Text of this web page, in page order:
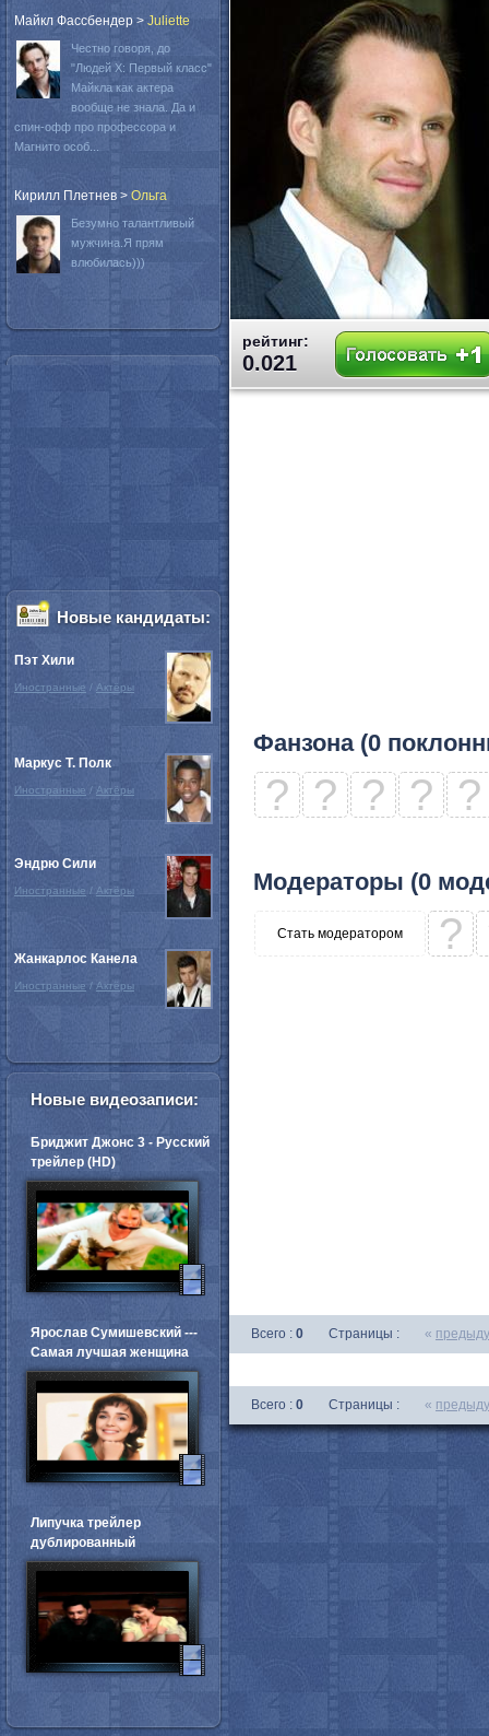
рейтинг:
0.021
Фанзона (0
? ? ? ? ?
Модераторы (0
Стать модератором ?
Всего : 0 Страницы : «
Всего : 0 Страницы : «
Майкл Фассбендер > Juliette
Честно говоря, до
"Людей Х: Первый класс"
Майкла как актера
вообще не знала. Да и
спин-офф про профессора и
Магнито особ...
Кирилл Плетнев > Oльга
Безумно талантливый
мужчина.Я прям
влюбилась)))
Новые кандидаты:
Пэт Хили
Иностранные / Актёры
Маркус Т. Полк
Иностранные / Актёры
Эндрю Сили
Иностранные / Актёры
Жанкарлос Канела
Иностранные / Актёры
Новые видеозаписи:
Бриджит Джонс 3 - Русский
трейлер (HD)
Ярослав Сумишевский ---
Самая лучшая женщина
Липучка трейлер
дублированный